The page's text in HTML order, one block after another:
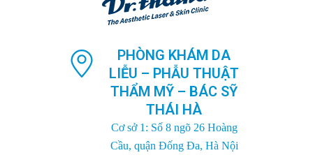
PHÒNG KHÁM DA
LIỄU – PHẪU THUẬT
THẨM MỸ – BÁC SỸ
THÁI HÀ
Cơ sở 1: Số 8 ngõ 26 Hoàng
Cầu, quận Đống Đa, Hà Nội